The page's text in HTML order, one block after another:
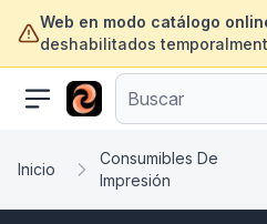
Web en modo catálogo
deshabilitados
ofertasinformatica.com
Inicio
Consumibles De
Impresión